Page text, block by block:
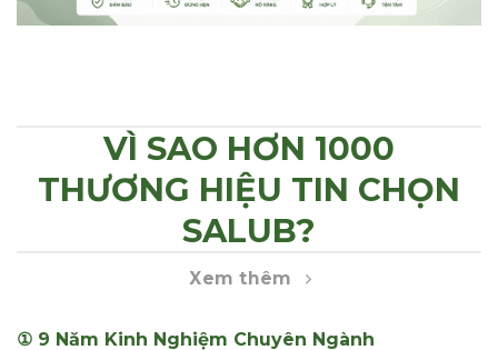
VÌ SAO HƠN 1000
THƯƠNG HIỆU TIN CHỌN
SALUB?
Xem thêm
① 9 Năm Kinh Nghiệm Chuyên Ngành